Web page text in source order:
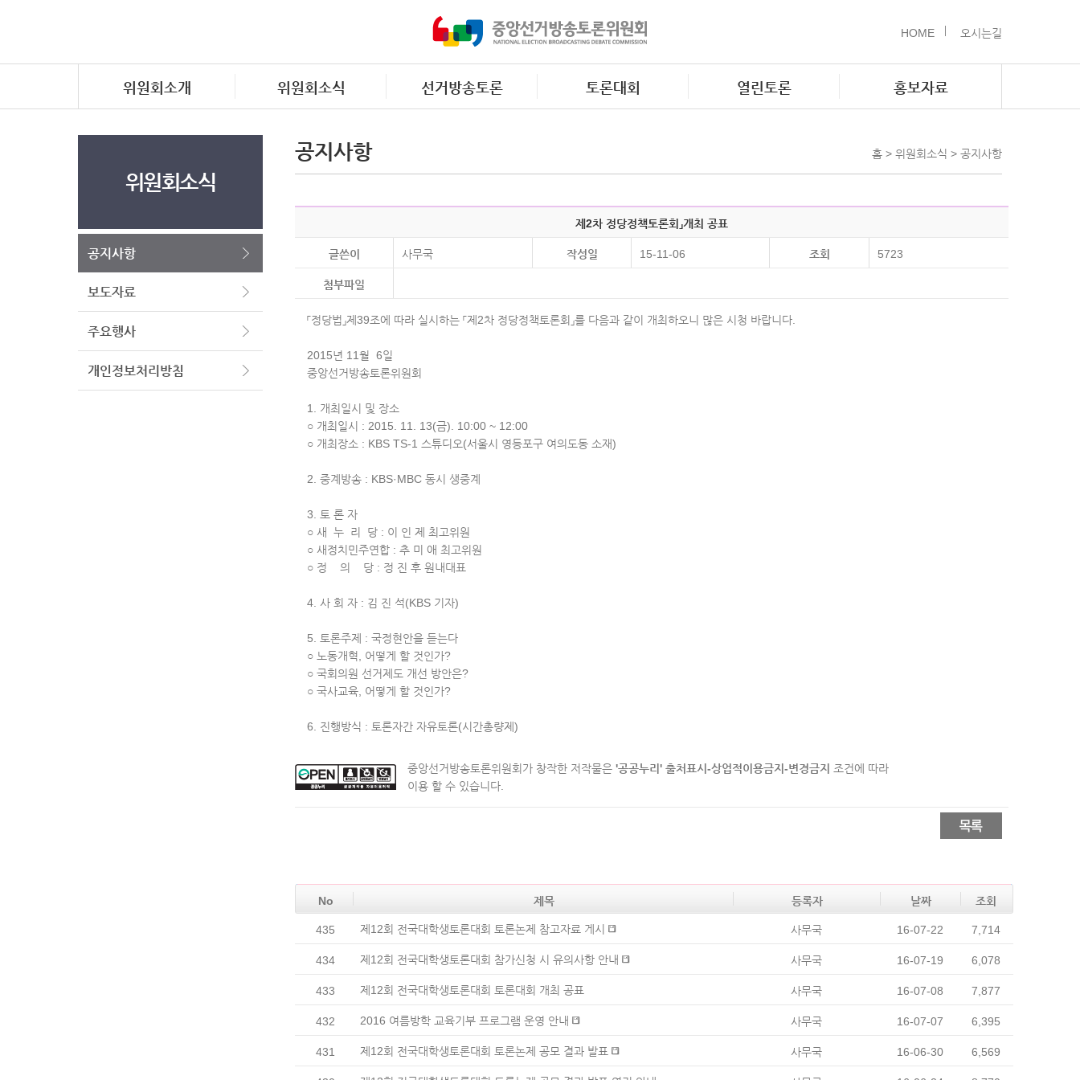
HOME 오시는길
위원회소개 위원회소식 선거방송토론 토론대회 열린토론 홍보자료
위원회소식
공지사항
보도자료
주요행사
개인정보처리방침
공지사항 홈 > 위원회소식 > 공지사항
제2차 정당정책토론회」개최 공표
글쓴이 사무국 작성일 15-11-06 조회 5723
첨부파일
「정당법」제39조에 따라 실시하는 「제2차 정당정책토론회」를 다음과 같이 개최하오니 많은 시청 바랍니다.
2015년 11월 6일
중앙선거방송토론위원회
1. 개최일시 및 장소
○ 개최일시 : 2015. 11. 13(금). 10:00 ~ 12:00
○ 개최장소 : KBS TS-1 스튜디오(서울시 영등포구 여의도동 소재)
2. 중계방송 : KBS·MBC 동시 생중계
3. 토 론 자
○ 새 누 리 당 : 이 인 제 최고위원
○ 새정치민주연합 : 추 미 애 최고위원
○ 정 의 당 : 정 진 후 원내대표
4. 사 회 자 : 김 진 석(KBS 기자)
5. 토론주제 : 국정현안을 듣는다
○ 노동개혁, 어떻게 할 것인가?
○ 국회의원 선거제도 개선 방안은?
○ 국사교육, 어떻게 할 것인가?
6. 진행방식 : 토론자간 자유토론(시간총량제)
중앙선거방송토론위원회가 창작한 저작물은 '공공누리' 출처표시-상업적이용금지-변경금지 조건에 따라
이용 할 수 있습니다.
No 제목 등록자 날짜 조회
435 제12회 전국대학생토론대회 토론논제 참고자료 게시 사무국 16-07-22 7,714
434 제12회 전국대학생토론대회 참가신청 시 유의사항 안내 사무국 16-07-19 6,078
433 제12회 전국대학생토론대회 토론대회 개최 공표 사무국 16-07-08 7,877
432 2016 여름방학 교육기부 프로그램 운영 안내 사무국 16-07-07 6,395
431 제12회 전국대학생토론대회 토론논제 공모 결과 발표 사무국 16-06-30 6,569